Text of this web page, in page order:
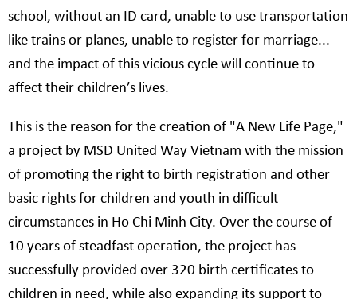
school, without an ID card, unable to use transportation
like trains or planes, unable to register for marriage...
and the impact of this vicious cycle will continue to
affect their children’s lives.
This is the reason for the creation of "A New Life Page,"
a project by MSD United Way Vietnam with the mission
of promoting the right to birth registration and other
basic rights for children and youth in difficult
circumstances in Ho Chi Minh City. Over the course of
10 years of steadfast operation, the project has
successfully provided over 320 birth certificates to
children in need, while also expanding its support to